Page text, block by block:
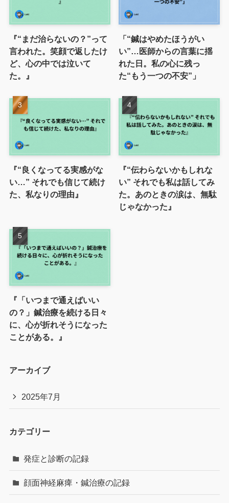
『“まだ治らないの？”って
言われた。笑顔で返したけ
ど、心の中では泣いて
た。』
「“鍼はやめたほうがい
い”…医師からの言葉に揺
れた日。私の心に残っ
た“もう一つの不安”」
『“良くなってる実感がな
い…” それでも信じて続け
た、私なりの理由』
『“伝わらないかもしれな
い” それでも私は話してみ
た。あのときの涙は、無駄
じゃなかった』
『「いつまで通えばいい
の？」鍼治療を続ける日々
に、心が折れそうになった
ことがある。』
アーカイブ
2025年7月
カテゴリー
発症と診断の記録
顔面神経麻痺・鍼治療の記録